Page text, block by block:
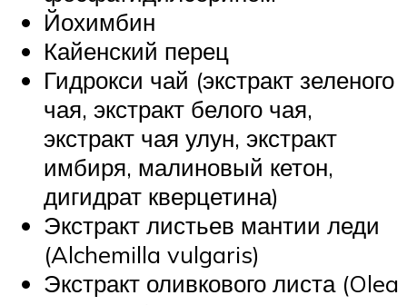
Йохимбин
Кайенский перец
Гидрокси чай (экстракт зеленого
чая, экстракт белого чая,
экстракт чая улун, экстракт
имбиря, малиновый кетон,
дигидрат кверцетина)
Экстракт листьев мантии леди
(Alchemilla vulgaris)
Экстракт оливкового листа (Olea